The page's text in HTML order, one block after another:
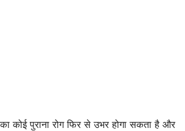
कोई पुराना रोग फिर से उभर होगा सकता है और